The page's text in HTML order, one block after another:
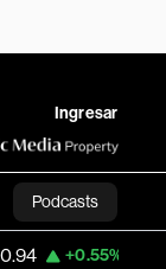
Ingresar
Podcasts
USD COP